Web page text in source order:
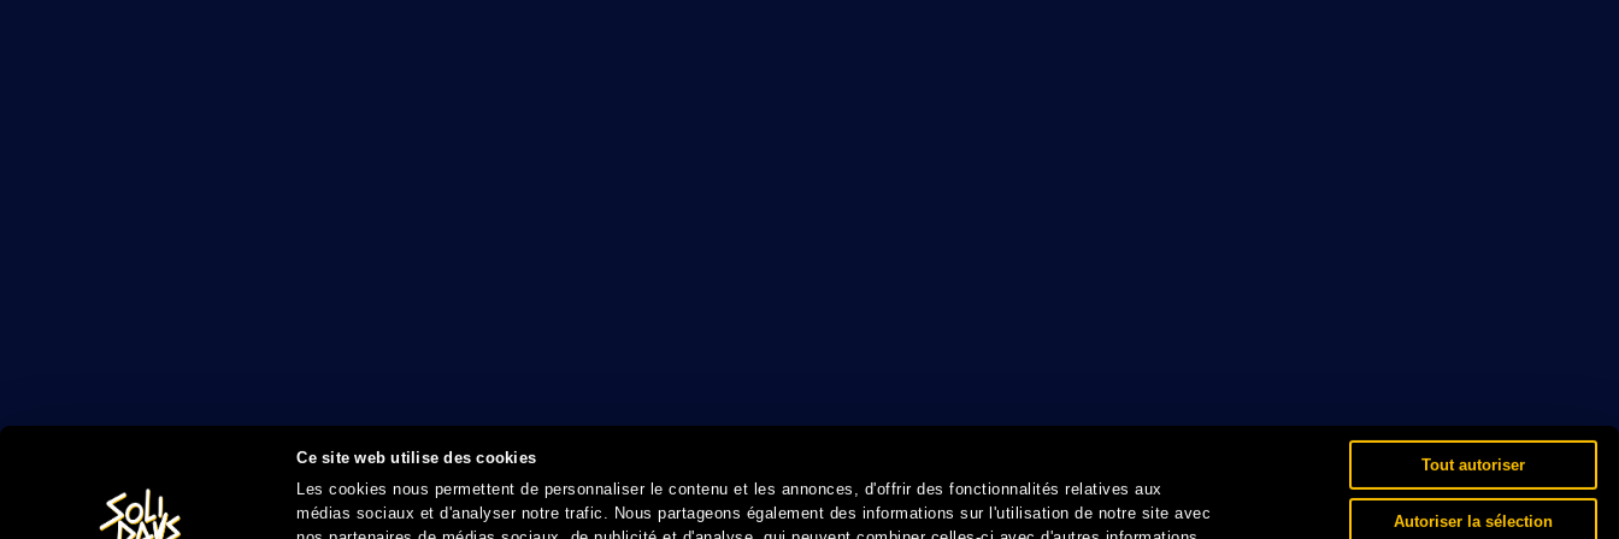
Ce site web utilise des cookies
Les cookies nous permettent de personnaliser le contenu et les annonces, d'offrir des fonctionnalités relatives aux
médias sociaux et d'analyser notre trafic. Nous partageons également des informations sur l'utilisation de notre site avec
Tout autoriser
Autoriser la sélection